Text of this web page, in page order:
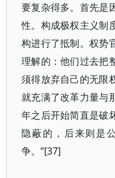
要复杂得多。首先是
性。构成极权主义制
构进行了抵制。权势
理解的：他们过去把
须得放弃自己的无限
就充满了改革力量与
年之后开始简直是破
隐蔽的，后来则是
争。”[37]